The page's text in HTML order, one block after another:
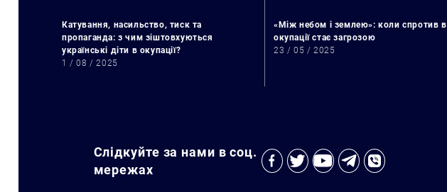
Катування, насильство, тиск та
пропаганда: з чим зіштовхуються
українські діти в окупації?
1 / 08 / 2025
«Між небом і землею»: коли спротив в
окупації стає загрозою
23 / 05 / 2025
Слідкуйте за нами в соц.
мережах